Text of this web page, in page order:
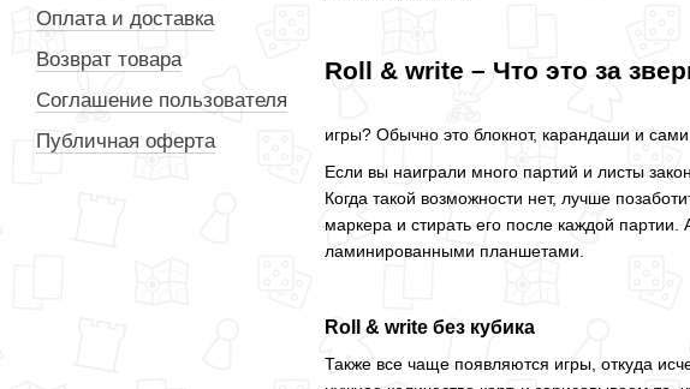
Roll & write – Что это за
игры? Обычно это блокнот, карандаши и сами
Если вы наиграли много партий и листы
Когда такой возможности нет, лучше
маркера и стирать его после каждой
ламинированными планшетами.
Roll & write без кубика
Также все чаще появляются игры, откуда
Оплата и доставка
Возврат товара
Соглашение пользователя
Публичная оферта